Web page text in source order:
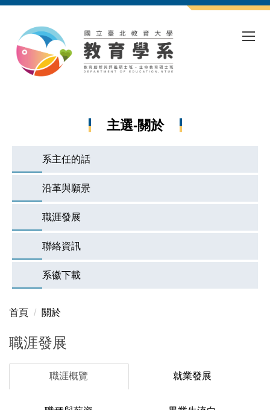
主選-關於
系主任的話
沿革與願景
職涯發展
聯絡資訊
系徽下載
首頁 關於
職涯發展
職涯概覽 就業發展